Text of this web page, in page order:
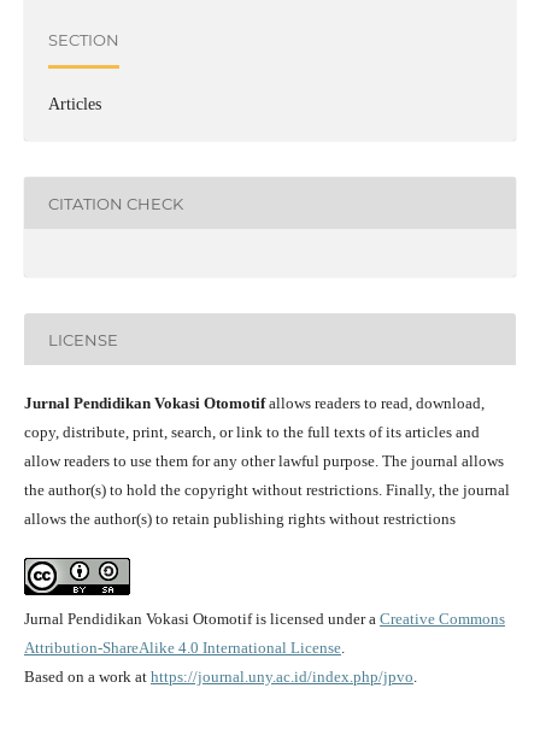
SECTION
Articles
CITATION CHECK
LICENSE
Jurnal Pendidikan Vokasi Otomotifallows readers to read, download,
copy, distribute, print, search, or link to the full texts of its articles and
allow readers to use them for any other lawful purpose. The journal allows
the author(s) to hold the copyright without restrictions. Finally, the journal
allows the author(s) to retain publishing rights without restrictions
Jurnal Pendidikan Vokasi Otomotif is licensed under a Creative Commons
Attribution-ShareAlike 4.0 International License.
Based on a work at https://journal.uny.ac.id/index.php/jpvo.